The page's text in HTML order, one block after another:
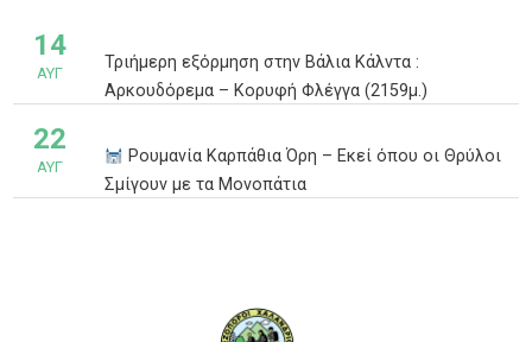
14
ΑΥΓ
Τριήμερη εξόρμηση στην Βάλια Κάλντα :
Αρκουδόρεμα – Κορυφή Φλέγγα (2159μ.)
22
ΑΥΓ
Ρουμανία Καρπάθια Όρη – Εκεί όπου οι Θρύλοι
Σμίγουν με τα Μονοπάτια